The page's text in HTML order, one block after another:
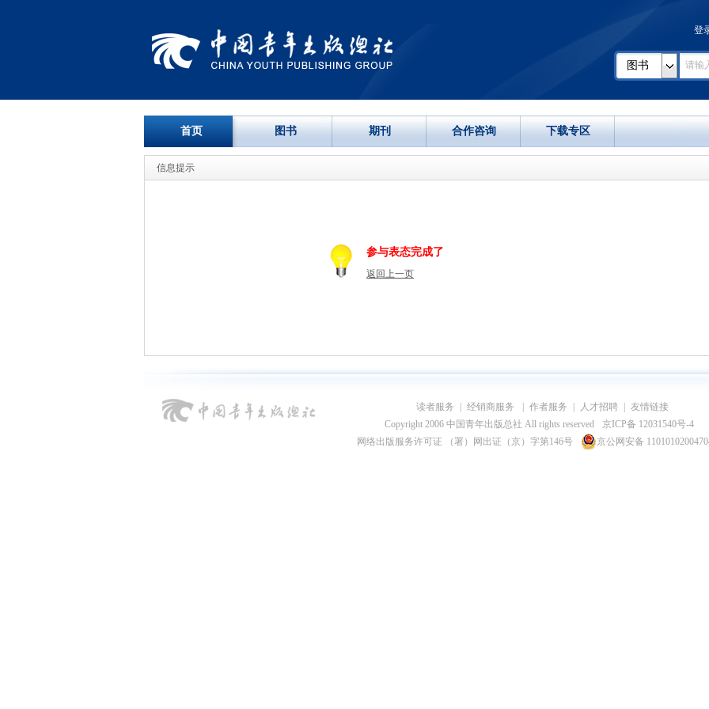
登
图书
首页 图书 期刊 合作咨询 下载专区
信息提示
参与表态完成了
返回上一页
读者服务 经销商服务 作者服务 人才招聘
友情链接
Copyright 2006 中国青年出版总社 All rights reserved
京ICP备 12031540号-4
网络出版服务许可证 （署）网出证（京）字第146号
京公网安备